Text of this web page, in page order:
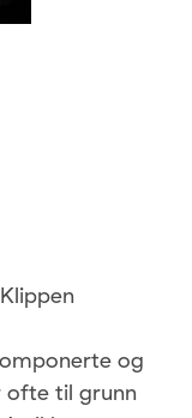
og
ofte til grunn